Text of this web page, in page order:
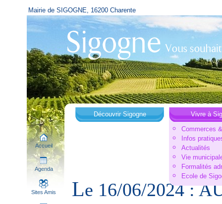
Mairie de SIGOGNE, 16200 Charente
Accueil
Agenda
Sites Amis
Découvrir Sigogne
Vivre à
Commerces
Infos
Actualités
Vie
Formalités
Ecole de
Le 16/06/2024 :